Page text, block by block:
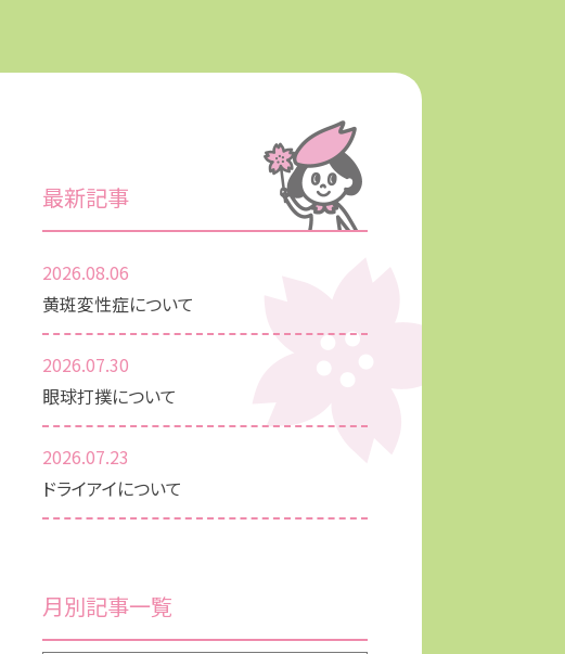
最新記事
2026.08.06
黄斑変性症について
2026.07.30
眼球打撲について
2026.07.23
ドライアイについて
月別記事一覧